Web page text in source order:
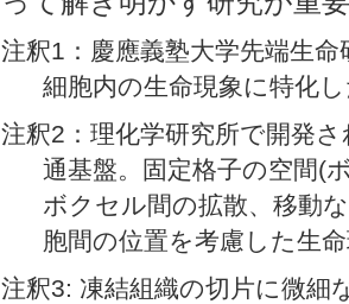
注釈1：慶應義塾大学先端生
細胞内の生命現象に特化
注釈2：理化学研究所で開発
通基盤。固定格子の空間(
ボクセル間の拡散、移動
胞間の位置を考慮した生
注釈3: 凍結組織の切片に微細